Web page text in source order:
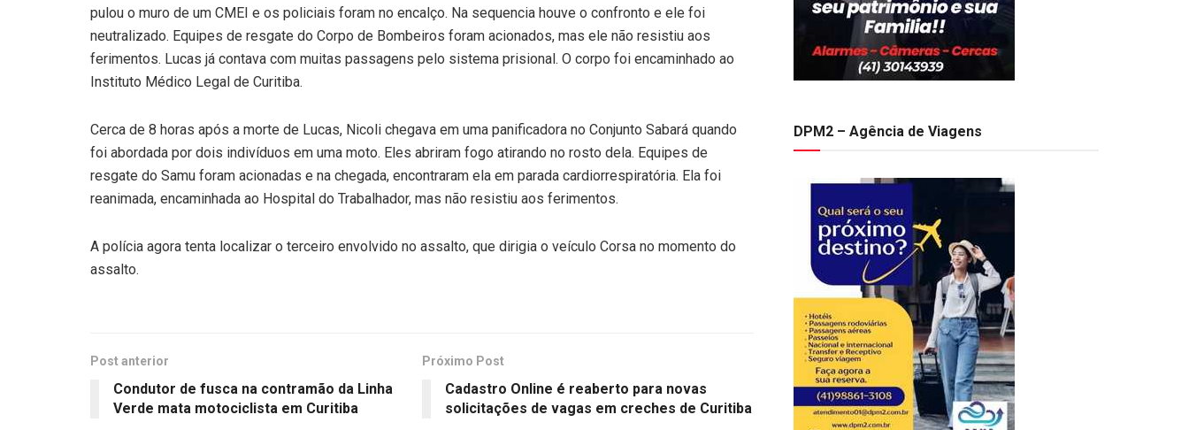
pulou o muro de um CMEI e os policiais foram no encalço. Na sequencia houve o confronto e ele foi
neutralizado. Equipes de resgate do Corpo de Bombeiros foram acionados, mas ele não resistiu aos
ferimentos. Lucas já contava com muitas passagens pelo sistema prisional. O corpo foi encaminhado ao
Instituto Médico Legal de Curitiba.
Cerca de 8 horas após a morte de Lucas, Nicoli chegava em uma panificadora no Conjunto Sabará quando
foi abordada por dois indivíduos em uma moto. Eles abriram fogo atirando no rosto dela. Equipes de
resgate do Samu foram acionadas e na chegada, encontraram ela em parada cardiorrespiratória. Ela foi
reanimada, encaminhada ao Hospital do Trabalhador, mas não resistiu aos ferimentos.
A polícia agora tenta localizar o terceiro envolvido no assalto, que dirigia o veículo Corsa no momento do
assalto.
Post anterior
Condutor de fusca na contramão da Linha
Verde mata motociclista em Curitiba
Próximo Post
Cadastro Online é reaberto para novas
solicitações de vagas em creches de Curitiba
DPM2 – Agência de Viagens